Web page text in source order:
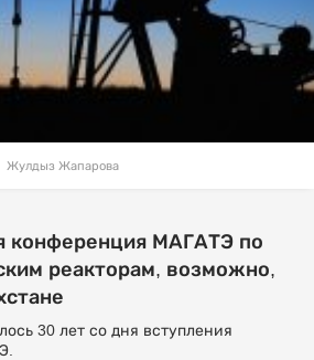
Жулдыз Жапарова
конференция МАГАТЭ по
реакторам, возможно,
30 лет со дня вступления